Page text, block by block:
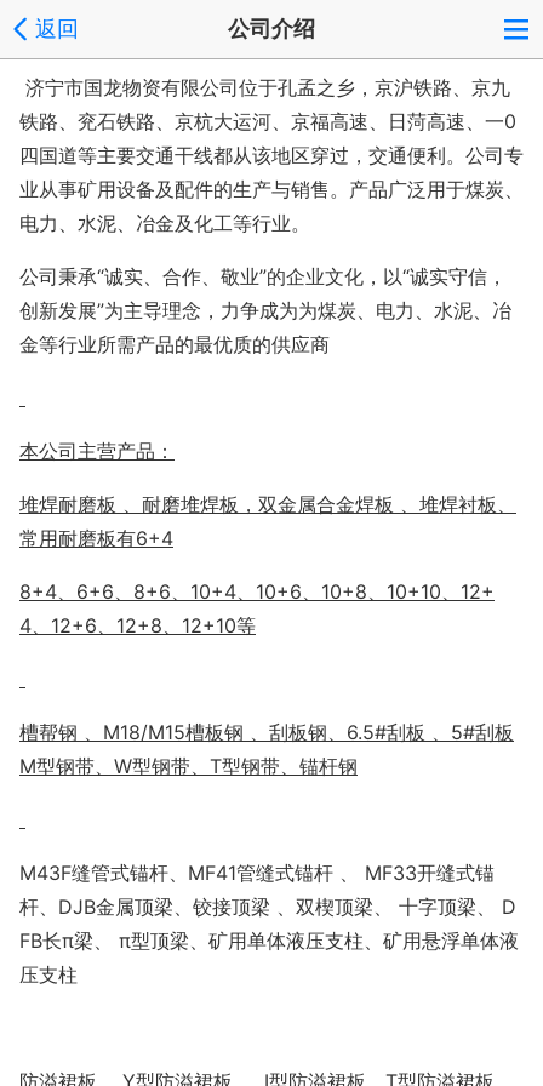
返回 公司介绍
济宁市国龙物资有限公司位于孔孟之乡，京沪铁路、京九
铁路、兖石铁路、京杭大运河、京福高速、日菏高速、一0
四国道等主要交通干线都从该地区穿过，交通便利。公司专
业从事矿用设备及配件的生产与销售。产品广泛用于煤炭、
电力、水泥、冶金及化工等行业。
公司秉承“诚实、合作、敬业”的企业文化，以“诚实守信，
创新发展”为主导理念，力争成为为煤炭、电力、水泥、冶
金等行业所需产品的最优质的供应商
本公司主营产品：
堆焊耐磨板 、耐磨堆焊板，双金属合金焊板 、堆焊衬板、
常用耐磨板有6+4
8+4、6+6、8+6、10+4、10+6、10+8、10+10、12+
4、12+6、12+8、12+10等
槽帮钢 、M18/M15槽板钢 、刮板钢、6.5#刮板 、5#刮板
M型钢带、W型钢带、T型钢带、锚杆钢
M43F缝管式锚杆、MF41管缝式锚杆 、 MF33开缝式锚
杆、DJB金属顶梁、铰接顶梁 、双楔顶梁、 十字顶梁、 D
FB长π梁、 π型顶梁、矿用单体液压支柱、矿用悬浮单体液
压支柱
防溢裙板 、Y型防溢裙板 、 I型防溢裙板、T型防溢裙板 、